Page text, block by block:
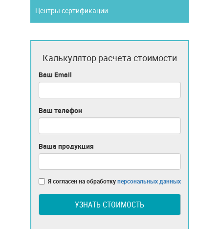
Центры сертификации
Калькулятор расчета стоимости
Ваш Email
Ваш телефон
Ваша продукция
Я согласен на обработкуперсональных данных
УЗНАТЬ СТОИМОСТЬ